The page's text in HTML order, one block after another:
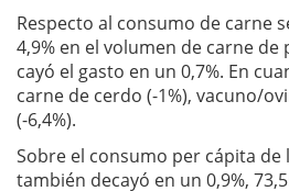
Respecto al consumo de carne
4,9% en el volumen de carne de
cayó el gasto en un 0,7%. En
carne de cerdo (-1%), vacuno/
(-6,4%).
Sobre el consumo per cápita de
también decayó en un 0,9%,